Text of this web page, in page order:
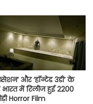
और ‘हॉन्टेड 3डी’ के
भारत में रिलीज हुई 2200
Horror Film